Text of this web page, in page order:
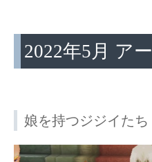
2022年5月 ア
娘を持つジジイたち